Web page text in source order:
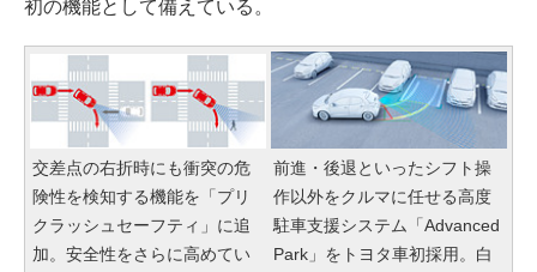
初の機能として備えている。
交差点の右折時にも衝突の危
険性を検知する機能を「プリ
クラッシュセーフティ」に追
加。安全性をさらに高めてい
前進・後退といったシフト操
作以外をクルマに任せる高度
駐車支援システム「Advanced
Park」をトヨタ車初採用。白